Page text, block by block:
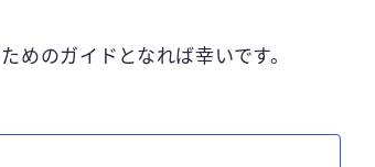
めのガイドとなれば幸いです。